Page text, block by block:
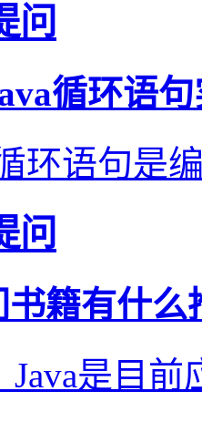
问
循环语
环语句是
问
籍有什
Java是目